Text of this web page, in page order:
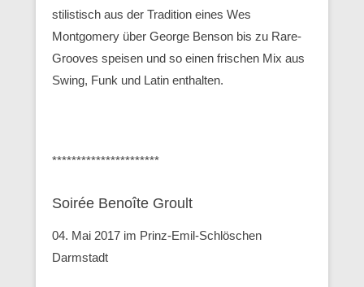
stilistisch aus der Tradition eines Wes
Montgomery über George Benson bis zu Rare-
Grooves speisen und so einen frischen Mix aus
Swing, Funk und Latin enthalten.
**********************
Soirée Benoîte Groult
04. Mai 2017 im Prinz-Emil-Schlöschen
Darmstadt